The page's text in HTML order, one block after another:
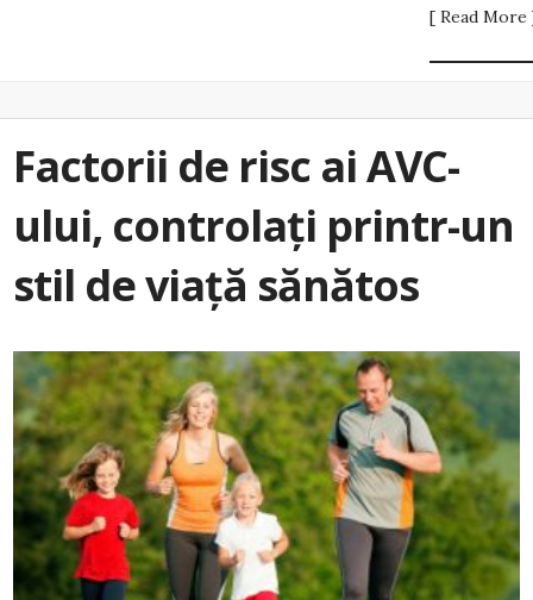
[ Read More
Factorii de risc ai AVC-
ului, controlați printr-un
stil de viață sănătos